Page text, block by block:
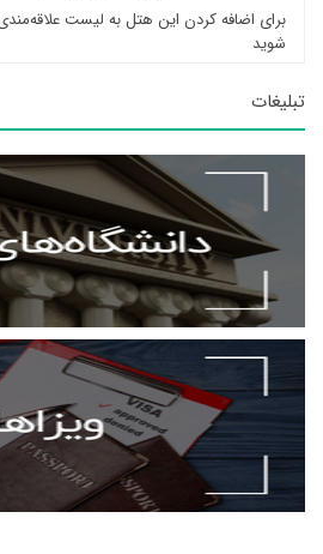
برای اضافه کردن این هتل به لیست
شوید
تبلیغات